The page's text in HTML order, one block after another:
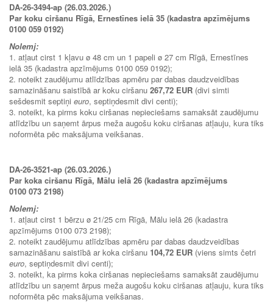
DA-26-3494-ap (26.03.2026.)
Par koku ciršanu Rīgā, Ernestīnes ielā 35 (kadastra apzīmējums
0100 059 0192)
Nolemj:
1. atļaut cirst 1 kļavu ø 48 cm un 1 papeli ø 27 cm Rīgā, Ernestīnes
ielā 35 (kadastra apzīmējums 0100 059 0192);
2. noteikt zaudējumu atlīdzības apmēru par dabas daudzveidības
samazināšanu saistībā ar koku ciršanu 267,72 EUR (divi simti
sešdesmit septiņi euro, septiņdesmit divi centi);
3. noteikt, ka pirms koku ciršanas nepieciešams samaksāt zaudējumu
atlīdzību un saņemt ārpus meža augošu koku ciršanas atļauju, kura tiks
noformēta pēc maksājuma veikšanas.
DA-26-3521-ap (26.03.2026.)
Par koka ciršanu Rīgā, Mālu ielā 26 (kadastra apzīmējums
0100 073 2198)
Nolemj:
1. atļaut cirst 1 bērzu ø 21/25 cm Rīgā, Mālu ielā 26 (kadastra
apzīmējums 0100 073 2198);
2. noteikt zaudējumu atlīdzības apmēru par dabas daudzveidības
samazināšanu saistībā ar koka ciršanu 104,72 EUR (viens simts četri
euro, septiņdesmit divi centi);
3. noteikt, ka pirms koka ciršanas nepieciešams samaksāt zaudējumu
atlīdzību un saņemt ārpus meža augošu koku ciršanas atļauju, kura tiks
noformēta pēc maksājuma veikšanas.